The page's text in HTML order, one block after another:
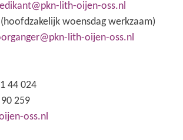
lith-oijen-oss.nl
woensdag werkzaam)
lith-oijen-oss.nl
44 024
259
oss.nl